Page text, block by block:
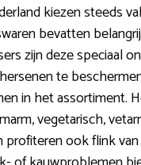
kiezen steeds
bevatten
zijn deze speciaal
te
in het assortiment.
vegetarisch,
ook flink